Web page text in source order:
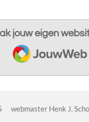
jouw eigen
JouwWeb
webmaster Henk